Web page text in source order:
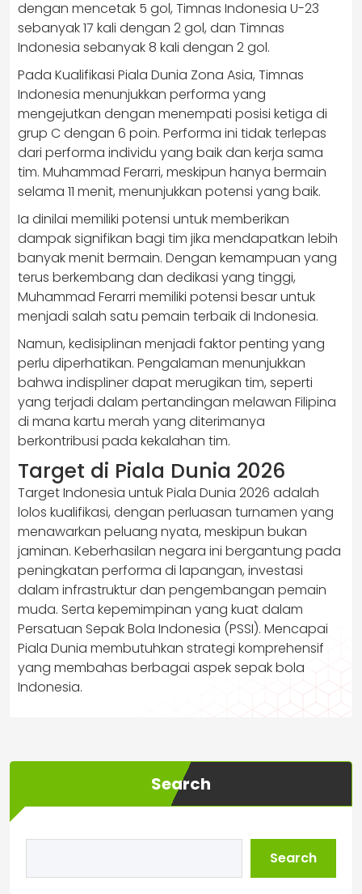
dengan mencetak 5 gol, Timnas Indonesia U-23
sebanyak 17 kali dengan 2 gol, dan Timnas
Indonesia sebanyak 8 kali dengan 2 gol.
Pada Kualifikasi Piala Dunia Zona Asia, Timnas
Indonesia menunjukkan performa yang
mengejutkan dengan menempati posisi ketiga di
grup C dengan 6 poin. Performa ini tidak terlepas
dari performa individu yang baik dan kerja sama
tim. Muhammad Ferarri, meskipun hanya bermain
selama 11 menit, menunjukkan potensi yang baik.
Ia dinilai memiliki potensi untuk memberikan
dampak signifikan bagi tim jika mendapatkan lebih
banyak menit bermain. Dengan kemampuan yang
terus berkembang dan dedikasi yang tinggi,
Muhammad Ferarri memiliki potensi besar untuk
menjadi salah satu pemain terbaik di Indonesia.
Namun, kedisiplinan menjadi faktor penting yang
perlu diperhatikan. Pengalaman menunjukkan
bahwa indispliner dapat merugikan tim, seperti
yang terjadi dalam pertandingan melawan Filipina
di mana kartu merah yang diterimanya
berkontribusi pada kekalahan tim.
Target di Piala Dunia 2026
Target Indonesia untuk Piala Dunia 2026 adalah
lolos kualifikasi, dengan perluasan turnamen yang
menawarkan peluang nyata, meskipun bukan
jaminan. Keberhasilan negara ini bergantung pada
peningkatan performa di lapangan, investasi
dalam infrastruktur dan pengembangan pemain
muda. Serta kepemimpinan yang kuat dalam
Persatuan Sepak Bola Indonesia (PSSI). Mencapai
Piala Dunia membutuhkan strategi komprehensif
yang membahas berbagai aspek sepak bola
Indonesia.
Search
Search